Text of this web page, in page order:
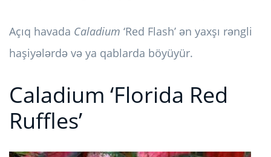
Açıq havada Caladium ‘Red Flash’ ən yaxşı rəngli
haşiyələrdə və ya qablarda böyüyür.
Caladium ‘Florida Red
Ruffles’